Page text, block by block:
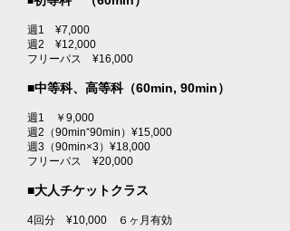
週1 ¥7,000
週2 ¥12,000
フリーパス ¥16,000​
■中等科、高等科（60min, 90min）
週1 ￥9,000
週2（90min⁺90min）¥15,000
週3（90min×3）¥18,000
​フリーパス ¥20,000​
■大人チケットクラス​​
4回分 ¥10,000 ６ヶ月有効